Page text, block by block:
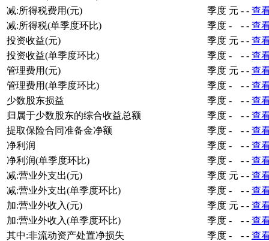
减:所得税费用(元)
季度 元 - - 查
减:所得税(单季度环比)
季度 - - - 查
投资收益(元)
季度 元 - - 查
投资收益(单季度环比)
季度 - - - 查
管理费用(元)
季度 元 - - 查
管理费用(单季度环比)
季度 - - - 查
少数股东损益
季度 - - - 查
归属于少数股东的综合收益总额
季度 - - - 查
提取保险合同准备金净额
季度 - - - 查
净利润
季度 - - - 查
净利润(单季度环比)
季度 - - - 查
减:营业外支出(元)
季度 元 - - 查
减:营业外支出(单季度环比)
季度 - - - 查
加:营业外收入(元)
季度 元 - - 查
加:营业外收入(单季度环比)
季度 - - - 查
其中:非流动资产处置净损失
季度 - - - 查